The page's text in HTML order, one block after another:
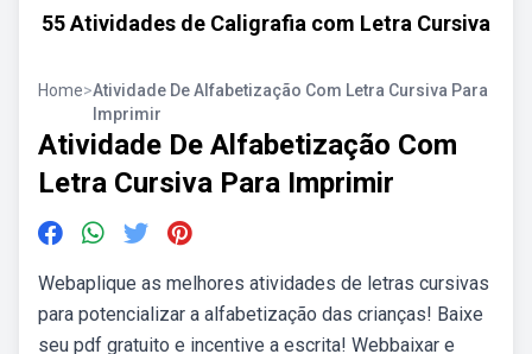
55 Atividades de Caligrafia com Letra Cursiva
Home>Atividade De Alfabetização Com Letra Cursiva Para
Imprimir
Atividade De Alfabetização Com
Letra Cursiva Para Imprimir
Webaplique as melhores atividades de letras cursivas
para potencializar a alfabetização das crianças! Baixe
seu pdf gratuito e incentive a escrita! Webbaixar e